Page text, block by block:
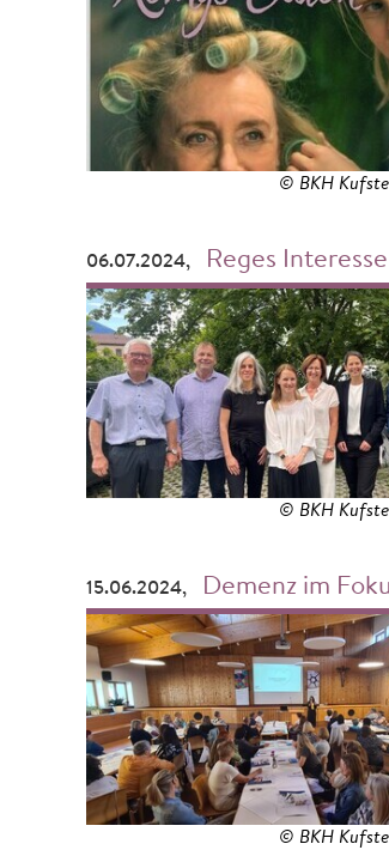
© BKH
06.07.2024, Reges
© BKH
15.06.2024, Demenz im
© BKH